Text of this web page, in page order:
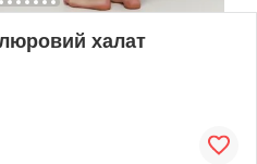
халат